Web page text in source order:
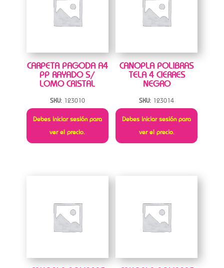
CARPETA PAGODA A4
PP RAYADO S/
LOMO CRISTAL
SKU: 123010
Debes iniciar sesión para
ver el precio.
CANOPLA POLIBRAS
TELA 4 CIERRES
NEGRO
SKU: 123014
Debes iniciar sesión para
ver el precio.